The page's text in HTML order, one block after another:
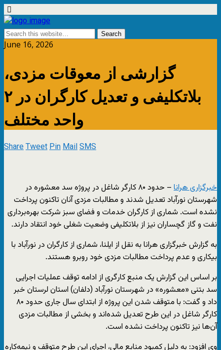
June 16, 2026
گزارشی از معوقات مزدی،
بلاتکلیفی و تعدیل کارگران در ۲
واحد مختلف
ShareTweetPinMailSMS
خبرگزاری هرانا
– حدود ۸۰ کارگر شاغل در پروژه سد معشوره در
شهرستان نورآباد تعدیل شدند و مطالبات مزدی آنان تاکنون پرداخت
نشده است. شماری از کارگران خدمات و فضای سبز شرکت بهره‌برداری
نفت و گاز گچساران نیز از بلاتکلیفی وضعیت شغلی خود انتقاد دارند.
به گزارش خبرگزاری هرانا به نقل از ایلنا، شماری از کارگران در نورآباد با
بیکاری و عدم پرداخت مطالبات مزدی خود روبرو هستند.
بر اساس این گزارش یک منبع کارگری از ادامه توقف عملیات اجرایی
سد بتنی «معشوره» در شهرستان نورآباد (دلفان) استان لرستان خبر
داد و گفت: با متوقف شدن این پروژه از ابتدای سال جاری حدود ۸۰
کارگر شاغل در این طرح تعدیل شده‌اند و بخشی از مطالبات مزدی
آن‌ها نیز تاکنون پرداخت نشده است.
وی افزود: به دلیل کمبود منابع مالی، اجرای این طرح متوقف و نیمه‌کاره